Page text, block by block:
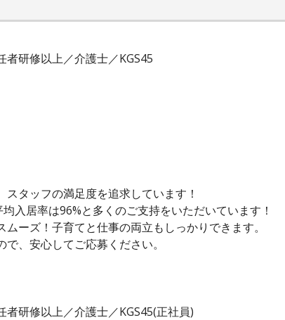
研修以上／介護士／KGS45
タッフの満足度を追求しています！
入居率は96%と多くのご支持をいただいています！
ーズ！子育てと仕事の両立もしっかりできます。
、安心してご応募ください。
研修以上／介護士／KGS45(正社員)